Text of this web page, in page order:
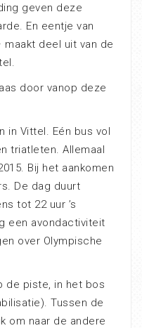
geven deze
En eentje van
maakt deel uit van de
door vanop deze
in Vittel. Eén bus vol
triatleten. Allemaal
Bij het aankomen
De dag duurt
tot 22 uur ’s
een avondactiviteit
over Olympische
de piste, in het bos
Tussen de
om naar de andere